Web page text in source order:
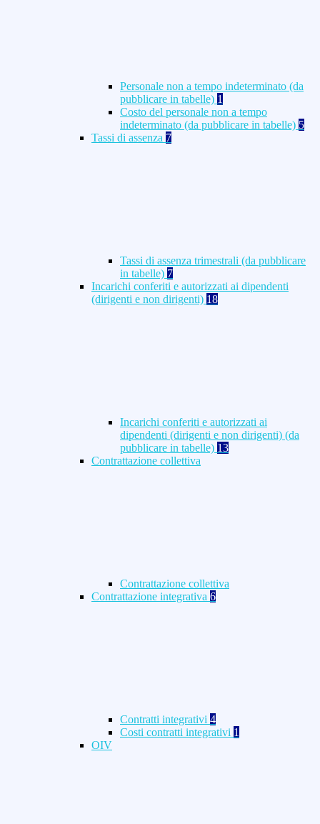
Personale non a tempo indeterminato (da
pubblicare in tabelle) 1
Costo del personale non a tempo
indeterminato (da pubblicare in tabelle) 5
Tassi di assenza 7
Tassi di assenza trimestrali (da pubblicare
in tabelle) 7
Incarichi conferiti e autorizzati ai dipendenti
(dirigenti e non dirigenti) 18
Incarichi conferiti e autorizzati ai
dipendenti (dirigenti e non dirigenti) (da
pubblicare in tabelle) 13
Contrattazione collettiva
Contrattazione collettiva
Contrattazione integrativa 6
Contratti integrativi 4
Costi contratti integrativi 1
OIV